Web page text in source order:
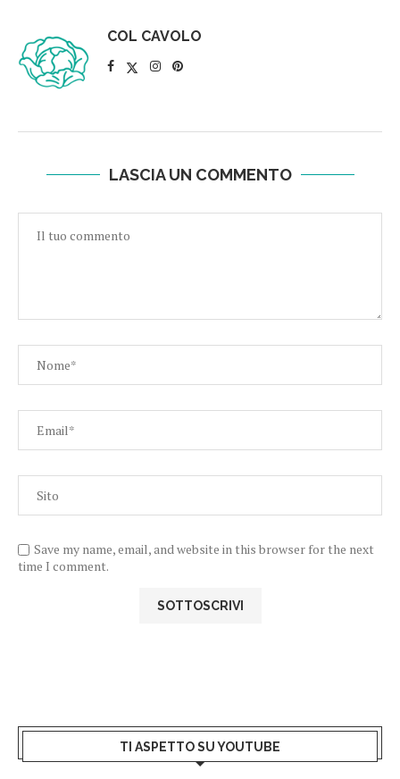
COL CAVOLO
LASCIA UN COMMENTO
Save my name, email, and website in this browser for the next
time I comment.
TI ASPETTO SU YOUTUBE